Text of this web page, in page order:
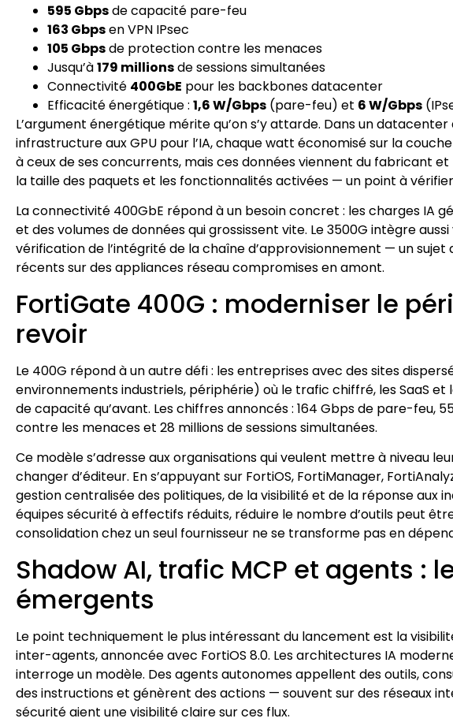
595 Gbpsde capacité pare-feu
163 Gbpsen VPN IPsec
105 Gbpsde protection contre les menaces
Jusqu’à179 millionsde sessions simultanées
Connectivité 400GbE pour les backbones datacenter
Efficacité énergétique : 1,6 W/Gbps (pare-feu) et 6 W/Gbps
L’argument énergétique mérite qu’on s’y attarde. Dans un
infrastructure aux GPU pour l’IA, chaque watt économisé sur la
à ceux de ses concurrents, mais ces données viennent du fabricant
la taille des paquets et les fonctionnalités activées — un point à
La connectivité 400GbE répond à un besoin concret : les charges IA
et des volumes de données qui grossissent vite. Le 3500G intègre
vérification de l’intégrité de la chaîne d’approvisionnement — un sujet
récents sur des appliances réseau compromises en amont.
FortiGate 400G : moderniser le
revoir
Le 400G répond à un autre défi : les entreprises avec des sites
environnements industriels, périphérie) où le trafic chiffré, les SaaS
de capacité qu’avant. Les chiffres annoncés : 164 Gbps de pare-feu,
contre les menaces et 28 millions de sessions simultanées.
Ce modèle s’adresse aux organisations qui veulent mettre à niveau
changer d’éditeur. En s’appuyant sur FortiOS, FortiManager,
gestion centralisée des politiques, de la visibilité et de la réponse aux
équipes sécurité à effectifs réduits, réduire le nombre d’outils peut
consolidation chez un seul fournisseur ne se transforme pas en
Shadow AI, trafic MCP et agents :
émergents
Le point techniquement le plus intéressant du lancement est la
inter-agents, annoncée avec FortiOS 8.0. Les architectures IA
interroge un modèle. Des agents autonomes appellent des outils,
des instructions et génèrent des actions — souvent sur des réseaux
sécurité aient une visibilité claire sur ces flux.